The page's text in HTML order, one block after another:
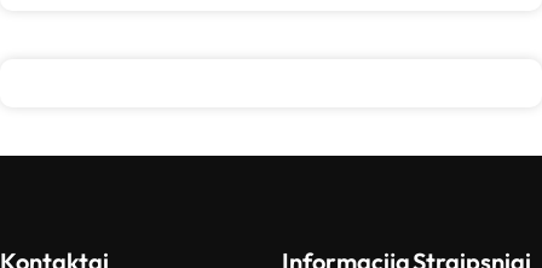
Kontaktai InformacijaStraipsniai